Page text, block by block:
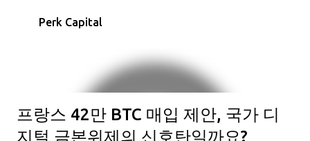
Perk Capital
프랑스 42만 BTC 매입 제안, 국가 디
지털 금본위제의 신호탄일까요?